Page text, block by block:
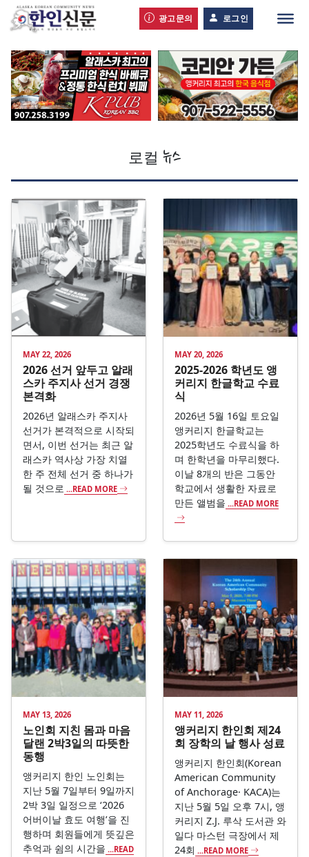
광고문의 로그인
로컬 뉴스
MAY 22, 2026
2026 선거 앞두고 알래
스카 주지사 선거 경쟁
본격화
2026년 알래스카 주지사
선거가 본격적으로 시작되
면서, 이번 선거는 최근 알
래스카 역사상 가장 치열
한 주 전체 선거 중 하나가
될 것으로 ...READ MORE
MAY 20, 2026
2025-2026 학년도 앵
커리지 한글학교 수료
식
2026년 5월 16일 토요일
앵커리지 한글학교는
2025학년도 수료식을 하
며 한학년을 마무리했다.
이날 8개의 반은 그동안
학교에서 생활한 자료로
만든 앨범을 ...READ MORE
MAY 13, 2026
노인회 지친 몸과 마음
달랜 2박3일의 따뜻한
동행
앵커리지 한인 노인회는
지난 5월 7일부터 9일까지
2박 3일 일정으로 ‘2026
어버이날 효도 여행’을 진
행하며 회원들에게 뜻깊은
추억과 쉼의 시간을 ...READ
MAY 11, 2026
앵커리지 한인회 제24
회 장학의 날 행사 성료
앵커리지 한인회(Korean
American Community
of Anchorage· KACA)는
지난 5월 5일 오후 7시, 앵
커리지 Z.J. 루삭 도서관 와
일다 마스턴 극장에서 제
24회 ...READ MORE